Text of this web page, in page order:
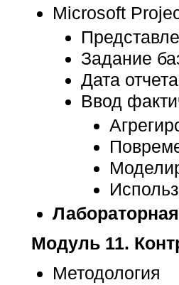
Microsoft
Задание
Дата
Ввод
Модуль 11.
Методология